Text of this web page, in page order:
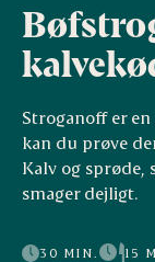
Stroganoff er
kan du prøve
Kalv og sprøde,
smager dejligt.
30 MIN.
15